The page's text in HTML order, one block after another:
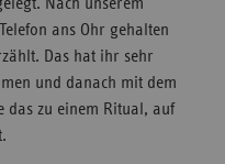
ans Ohr gehalten
Das hat ihr sehr
und danach mit dem
das zu einem Ritual, auf